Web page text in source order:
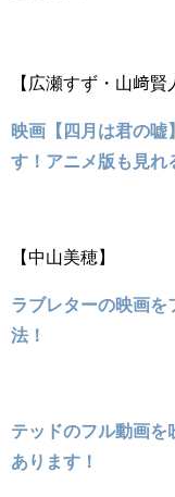
【広瀬すず・山﨑賢
映画【四月は君の嘘
す！アニメ版も見れ
【中山美穂】
ラブレターの映画を
法！
テッドのフル動画を
あります！